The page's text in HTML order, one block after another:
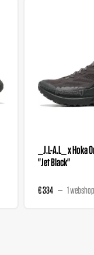
_J.L-A.L_ x Hoka
"Jet Black"
€ 334 1 webshop